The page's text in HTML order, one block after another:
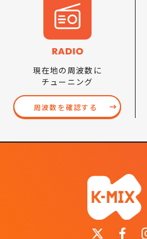
現在地の周波数に
チューニング
周波数を確認する